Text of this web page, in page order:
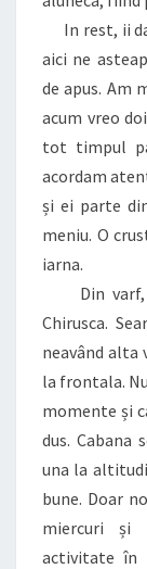
In rest, ii
aici ne
de apus. Am
acum vreo
tot timpul
acordam
și ei parte
meniu. O
iarna.
Din varf,
Chirusca.
neavând alta
la frontala.
momente și
dus.
una la
bune. Doar
miercuri și
activitate în